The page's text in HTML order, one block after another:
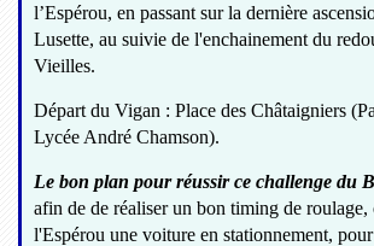
l’Espérou, en passant sur la dernière
Lusette, au suivie de l'enchainement du
Vieilles.
Départ du Vigan : Place des Châtaigniers
Lycée André Chamson).
Le bon plan pour réussir ce challenge du
afin de de réaliser un bon timing de roulage,
l'Espérou une voiture en stationnement,